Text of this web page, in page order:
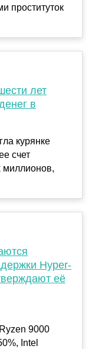
проституток
лет
в
курянке
счет
миллионов,
Hyper-
её
9000
Intel